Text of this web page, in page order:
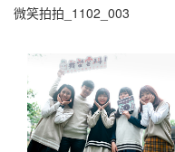
微笑拍拍_1102_003